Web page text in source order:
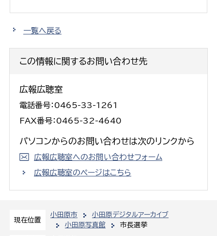
現在位置
小田原市
小田原デジタルアーカイブ
小田原写真館
市長選挙
一覧へ戻る
この情報に関するお問い合わせ先
広報広聴室
電話番号：0465-33-1261
FAX番号：0465-32-4640
パソコンからのお問い合わせは次のリンクから
広報広聴室へのお問い合わせフォーム
広報広聴室のページはこちら